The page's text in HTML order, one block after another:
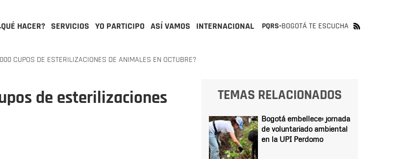
HACER? SERVICIOS YO PARTICIPO ASÍ VAMOS INTERNACIONAL PQRS-BOGOTÁ TE ESCUCHA
CUPOS DE ESTERILIZACIONES DE ANIMALES EN OCTUBRE?
de esterilizaciones
TEMAS RELACIONADOS
Bogotá embellece: jornada
de voluntariado ambiental
en la UPI Perdomo